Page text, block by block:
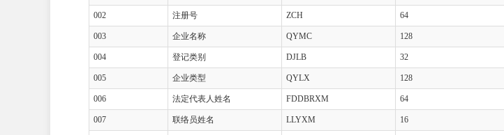
002 注册号 ZCH 64
003 企业名称 QYMC 128
004 登记类别 DJLB 32
005 企业类型 QYLX 128
006 法定代表人姓名 FDDBRXM 64
007 联络员姓名 LLYXM 16